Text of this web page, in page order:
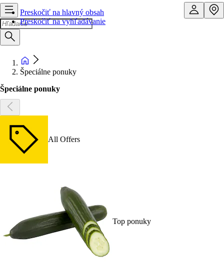
Preskočiť na hlavný obsah
Preskočiť na vyhľadávanie
Špeciálne ponuky
Špeciálne ponuky
All Offers
Top ponuky